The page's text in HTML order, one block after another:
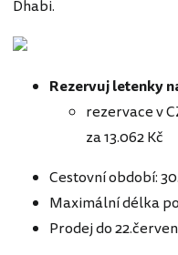
Dhabi.
Rezervuj letenky
rezervace v
za 13.062 Kč
Cestovní období:
Maximální délka
Prodej do